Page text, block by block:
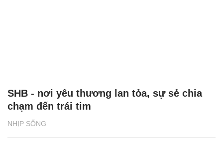
NHỊP SỐNG
SHB - nơi yêu thương lan tỏa, sự sẻ chia
chạm đến trái tim